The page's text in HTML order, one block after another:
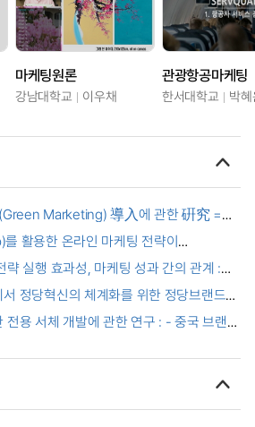
마케팅원론
강남대학교 이우채
관광항공마케팅
한서대학교 박
Marketing) 導入에 관한 硏究 =
of the business green
활용한 온라인 마케팅 전략이
에 미치는 영향 비교분석 = Comparative
of Online Marketing Strategy by
Management Performance
략 실행 효과성, 마케팅 성과 간의 관계 :
의 조절효과를 중심으로
정당혁신의 체계화를 위한 정당브랜드의
적 연구 : 정당브랜드의 이론화 가능성에
을 중심으로
전용 서체 개발에 관한 연구 : - 중국 브랜드
for Brand Marketing:Focusing on the